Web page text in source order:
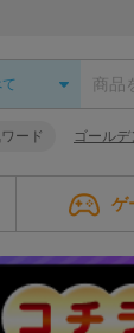
ード ゴールデ
ゲ